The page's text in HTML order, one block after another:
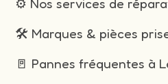
⚙️ Nos services de
🛠️ Marques & pièces
🚪 Pannes fréquentes à